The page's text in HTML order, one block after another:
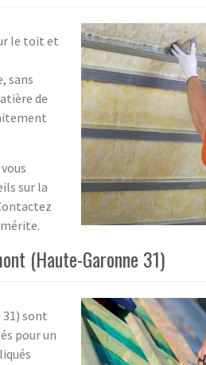
le toit et
sans
de
sur la
(Haute-Garonne 31)
sont
pour un